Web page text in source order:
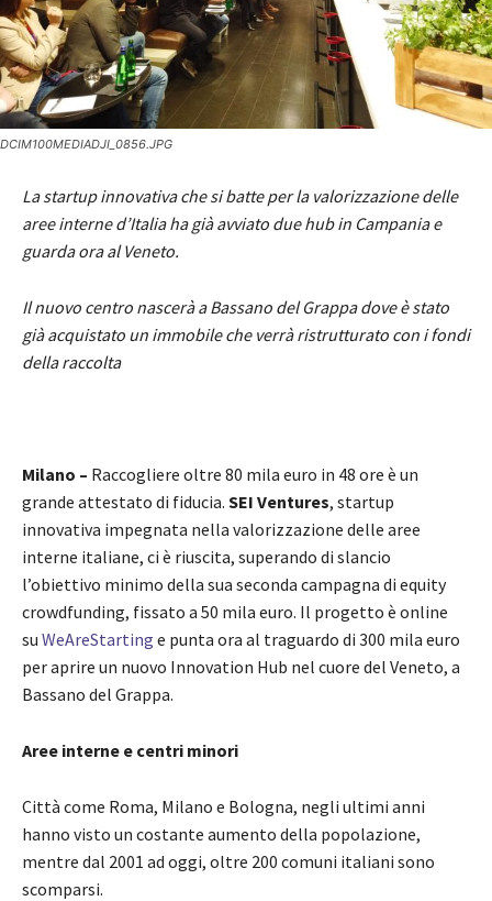
DCIM100MEDIADJI_0856.JPG
La startup innovativa che si batte per la valorizzazione delle
aree interne d’Italia ha già avviato due hub in Campania e
guarda ora al Veneto.
Il nuovo centro nascerà a Bassano del Grappa dove è stato
già acquistato un immobile che verrà ristrutturato con i fondi
della raccolta
Milano – Raccogliere oltre 80 mila euro in 48 ore è un
grande attestato di fiducia. SEI Ventures, startup
innovativa impegnata nella valorizzazione delle aree
interne italiane, ci è riuscita, superando di slancio
l’obiettivo minimo della sua seconda campagna di equity
crowdfunding, fissato a 50 mila euro. Il progetto è online
su WeAreStarting e punta ora al traguardo di 300 mila euro
per aprire un nuovo Innovation Hub nel cuore del Veneto, a
Bassano del Grappa.
Aree interne e centri minori
Città come Roma, Milano e Bologna, negli ultimi anni
hanno visto un costante aumento della popolazione,
mentre dal 2001 ad oggi, oltre 200 comuni italiani sono
scomparsi.